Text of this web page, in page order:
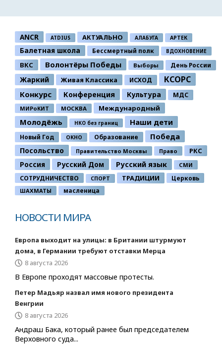
ANCR ATDIUS АКТУАЛЬНО АЛАБУГА АРТЕК
Балетная школа Бессмертный полк ВДОХНОВЕНИЕ
ВКС Волонтёры Победы Выборы День России
Жаркий Живая Классика ИСХОД КСОРС
Конкурс Конференция Культура МДС
МИРоКИТ МОСКВА Международный
Молодёжь НКО без границ Наши дети
Новый Год ОКНО Образование Победа
Посольство Правительство Москвы Право РКС
Россия Русский Дом Русский язык СМИ
СОТРУДНИЧЕСТВО СПОРТ ТРАДИЦИИ Церковь
ШАХМАТЫ масленица
НОВОСТИ МИРА
Европа выходит на улицы: в Британии штурмуют
дома, в Германии требуют отставки Мерца
8 августа 2026
В Европе проходят массовые протесты.
Петер Мадьяр назвал имя нового президента
Венгрии
8 августа 2026
Андраш Бака, который ранее был председателем
Верховного суда...